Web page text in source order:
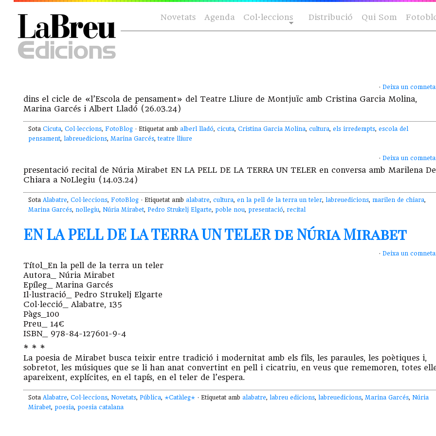
Novetats Agenda Col·leccions Distribució Qui Som
· Deixa un
dins el cicle de «l’Escola de pensament» del Teatre Lliure de Montjuïc amb Cristina Garcia Molina,
Marina Garcés i Albert Lladó (26.03.24)
Sota Cicuta, Col·leccions, FotoBlog · Etiquetat amb alberl lladó, cicuta, Cristina Garcia Molina, cultura, els irredempts, escola del
pensament, labreuedicions, Marina Garcés, teatre lliure
· Deixa un
presentació recital de Núria Mirabet EN LA PELL DE LA TERRA UN TELER en conversa amb Marilena De
Chiara a NoLlegiu (14.03.24)
Sota Alabatre, Col·leccions, FotoBlog · Etiquetat amb alabatre, cultura, en la pell de la terra un teler, labreuedicions, marilen de chiara,
Marina Garcés, nollegiu, Núria Mirabet, Pedro Strukelj Elgarte, poble nou, presentació, recital
EN LA PELL DE LA TERRA UN TELER de Núria Mirabet
· Deixa un
Títol_En la pell de la terra un teler
Autora_ Núria Mirabet
Epíleg_ Marina Garcés
Il·lustració_ Pedro Strukelj Elgarte
Col·lecció_ Alabatre, 135
Pàgs_100
Preu_ 14€
ISBN_ 978-84-127601-9-4
* * *
La poesia de Mirabet busca teixir entre tradició i modernitat amb els fils, les paraules, les poètiques i,
sobretot, les músiques que se li han anat convertint en pell i cicatriu, en veus que rememoren, totes
apareixent, explícites, en el tapís, en el teler de l’espera.
Sota Alabatre, Col·leccions, Novetats, Pública, ✭Catàleg✭ · Etiquetat amb alabatre, labreu edicions, labreuedicions, Marina Garcés, Núria
Mirabet, poesia, poesia catalana